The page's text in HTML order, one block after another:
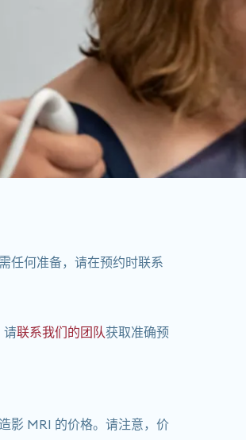
任何准备，请在预约时联系
请联系我们的团队获取准确预
影 MRI 的价格。请注意，价